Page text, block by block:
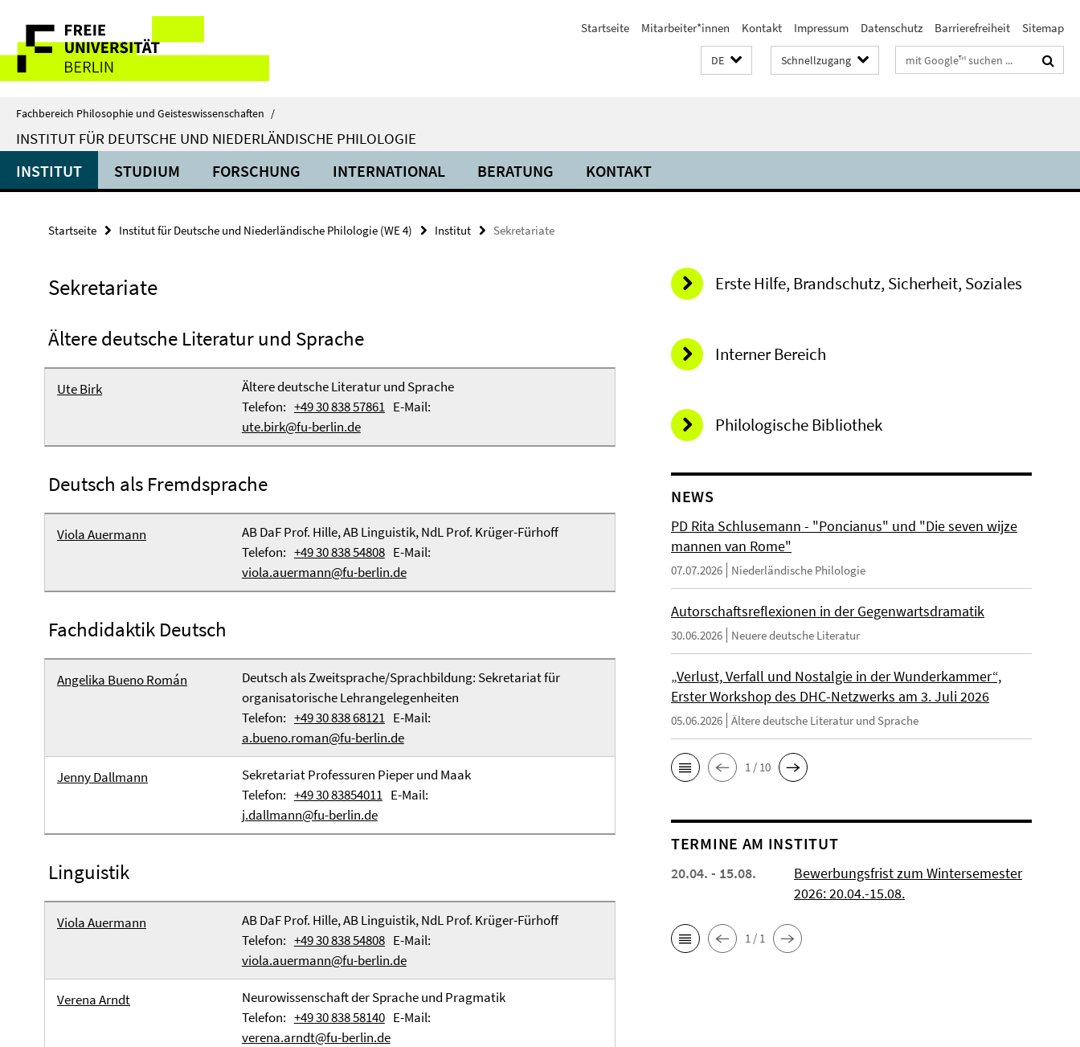
direkt
Inhalt
Service-
Navigation
Startseite Mitarbeiter*innen Kontakt Impressum Datenschutz Barrierefreiheit Sitemap
DE Schnellzugang Suchbegriffe
Fachbereich Philosophie und Geisteswissenschaften /
INSTITUT FÜR DEUTSCHE UND NIEDERLÄNDISCHE PHILOLOGIE
INSTITUT STUDIUM FORSCHUNG INTERNATIONAL BERATUNG KONTAKT
Startseite Institut für Deutsche und Niederländische Philologie (WE 4) Institut Sekretariate
Sekretariate
Ältere deutsche Literatur und Sprache
Ute Birk
Ältere deutsche Literatur und Sprache
Telefon: +49 30 838 57861 E-Mail:
ute.birk@fu-berlin.de
Deutsch als Fremdsprache
Viola Auermann
AB DaF Prof. Hille, AB Linguistik, NdL Prof. Krüger-Fürhoff
Telefon: +49 30 838 54808 E-Mail:
viola.auermann@fu-berlin.de
Fachdidaktik Deutsch
Angelika Bueno Román
Deutsch als Zweitsprache/Sprachbildung: Sekretariat für
organisatorische Lehrangelegenheiten
Telefon: +49 30 838 68121 E-Mail:
a.bueno.roman@fu-berlin.de
Jenny Dallmann
Sekretariat Professuren Pieper und Maak
Telefon: +49 30 83854011 E-Mail:
j.dallmann@fu-berlin.de
Linguistik
Viola Auermann
AB DaF Prof. Hille, AB Linguistik, NdL Prof. Krüger-Fürhoff
Telefon: +49 30 838 54808 E-Mail:
viola.auermann@fu-berlin.de
Verena Arndt
Neurowissenschaft der Sprache und Pragmatik
Telefon: +49 30 838 58140 E-Mail:
verena.arndt@fu-berlin.de
Erste Hilfe, Brandschutz, Sicherheit, Soziales
Interner Bereich
Philologische Bibliothek
NEWS
PD Rita Schlusemann - "Poncianus" und "Die seven wijze
mannen van Rome"
07.07.2026 Niederländische Philologie
Autorschaftsreflexionen in der Gegenwartsdramatik
30.06.2026 Neuere deutsche Literatur
„Verlust, Verfall und Nostalgie in der Wunderkammer“,
Erster Workshop des DHC-Netzwerks am 3. Juli 2026
05.06.2026 Ältere deutsche Literatur und Sprache
1 / 10
TERMINE AM INSTITUT
20.04. - 15.08.
Bewerbungsfrist zum Wintersemester
2026: 20.04.-15.08.
1 / 1